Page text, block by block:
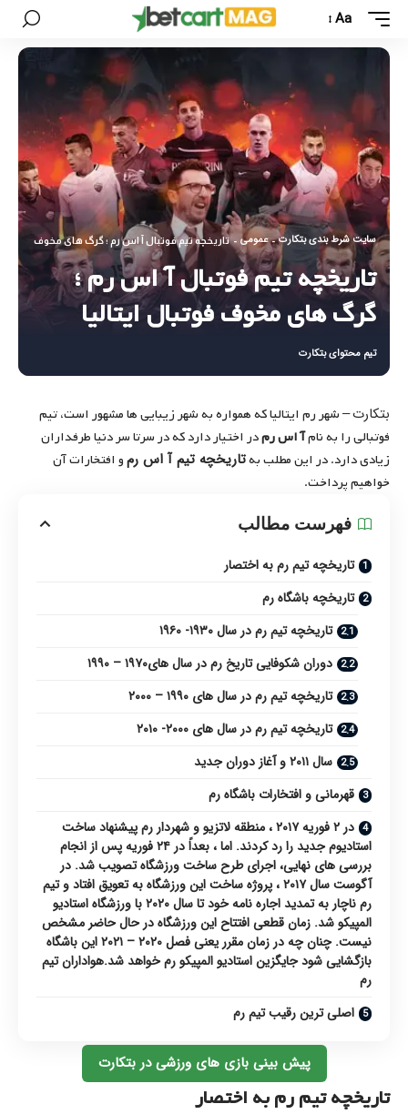
Aa
سایت شرط بندی بتکارت - عمومی - تاریخچه تیم فوتبال آ اس رم ؛ گرگ های مخوف فوتبال
تاریخچه تیم فوتبال آ اس رم ؛
گرگ های مخوف فوتبال ایتالیا
تیم محتوای بتکارت
بتکارت– شهر رم ایتالیا که همواره به شهر زیبایی ها مشهور است، تیم
فوتبالی را به نامآ اس رمدر اختیار دارد که در سرتا سر دنیا طرفداران
زیادی دارد. در این مطلب بهتاریخچه تیم آ اس رمو افتخارات آن
خواهیم پرداخت.
فهرست مطالب
تاریخچه تیم رم به اختصار
تاریخچه باشگاه رم
تاریخچه تیم رم در سال ۱۹۳۰- ۱۹۶۰
دوران شکوفایی تاریخ رم در سال های۱۹۷۰ – ۱۹۹۰
تاریخچه تیم رم در سال های ۱۹۹۰ – ۲۰۰۰
تاریخچه تیم رم در سال های ۲۰۰۰- ۲۰۱۰
سال ۲۰۱۱ و آغاز دوران جدید
قهرمانی و افتخارات باشگاه رم
در ۲ فوریه ۲۰۱۷ ، منطقه لاتزیو و شهردار رم پیشنهاد ساخت
استادیوم جدید را رد کردند. اما ، بعداً در ۲۴ فوریه پس از انجام
بررسی های نهایی، اجرای طرح ساخت ورزشگاه تصویب شد. در
آگوست سال ۲۰۱۷ ، پروژه ساخت این ورزشگاه به تعویق افتاد و تیم
رم ناچار به تمدید اجاره نامه خود تا سال ۲۰۲۰ با ورزشگاه استادیو
المپیکو شد. زمان قطعی افتتاح این ورزشگاه در حال حاضر مشخص
نیست. چنان چه در زمان مقرر یعنی فصل ۲۰۲۰ – ۲۰۲۱ این باشگاه
بازگشایی شود جایگزین استادیو المپیکو رم خواهد شد.هواداران تیم
رم
اصلی ترین رقیب تیم رم
پیش بینی بازی های ورزشی در بتکارت
تاریخچه تیم رم به اختصار